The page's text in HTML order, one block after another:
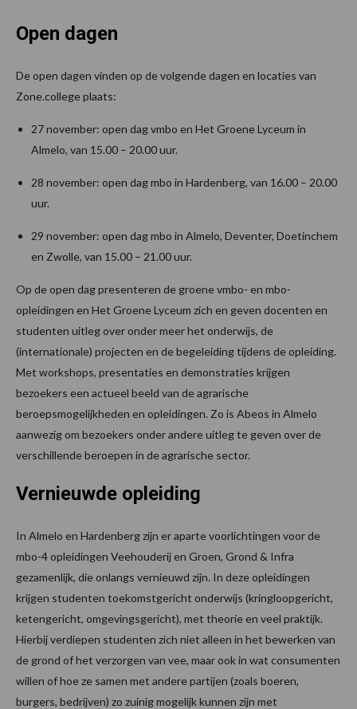
Open dagen
De open dagen vinden op de volgende dagen en locaties van
Zone.college plaats:
27 november: open dag vmbo en Het Groene Lyceum in
Almelo, van 15.00 – 20.00 uur.
28 november: open dag mbo in Hardenberg, van 16.00 – 20.00
uur.
29 november: open dag mbo in Almelo, Deventer, Doetinchem
en Zwolle, van 15.00 – 21.00 uur.
Op de open dag presenteren de groene vmbo- en mbo-
opleidingen en Het Groene Lyceum zich en geven docenten en
studenten uitleg over onder meer het onderwijs, de
(internationale) projecten en de begeleiding tijdens de opleiding.
Met workshops, presentaties en demonstraties krijgen
bezoekers een actueel beeld van de agrarische
beroepsmogelijkheden en opleidingen. Zo is Abeos in Almelo
aanwezig om bezoekers onder andere uitleg te geven over de
verschillende beroepen in de agrarische sector.
Vernieuwde opleiding
In Almelo en Hardenberg zijn er aparte voorlichtingen voor de
mbo-4 opleidingen Veehouderij en Groen, Grond & Infra
gezamenlijk, die onlangs vernieuwd zijn. In deze opleidingen
krijgen studenten toekomstgericht onderwijs (kringloopgericht,
ketengericht, omgevingsgericht), met theorie en veel praktijk.
Hierbij verdiepen studenten zich niet alleen in het bewerken van
de grond of het verzorgen van vee, maar ook in wat consumenten
willen of hoe ze samen met andere partijen (zoals boeren,
burgers, bedrijven) zo zuinig mogelijk kunnen zijn met